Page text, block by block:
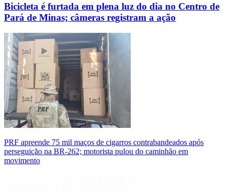
Bicicleta é furtada em plena luz do dia no Centro de
Pará de Minas; câmeras registram a ação
PRF apreende 75 mil maços de cigarros contrabandeados após
perseguição na BR-262; motorista pulou do caminhão em
movimento